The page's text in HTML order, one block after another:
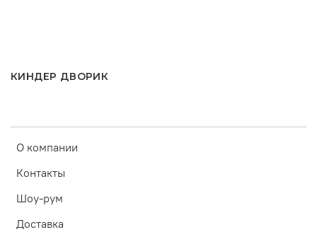
КИНДЕР ДВОРИК
О компании
Контакты
Шоу-рум
Доставка